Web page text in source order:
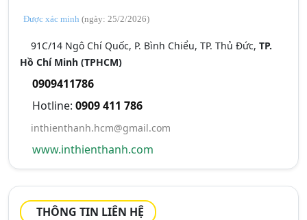
Được xác minh (ngày: 25/2/2026)
91C/14 Ngô Chí Quốc, P. Bình Chiểu, TP. Thủ Đức, TP.
Hồ Chí Minh (TPHCM)
0909411786
Hotline: 0909 411 786
inthienthanh.hcm@gmail.com
www.inthienthanh.com
THÔNG TIN LIÊN HỆ